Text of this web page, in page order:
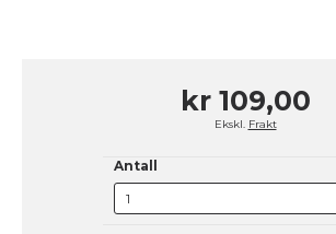
kr 109,00
Ekskl. Frakt
Antall